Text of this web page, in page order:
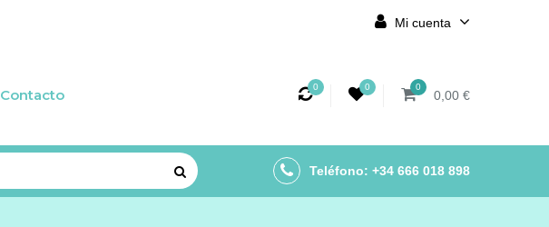
Mi cuenta
Contacto 0 0 0
0,00 €
Teléfono: +34 666 018 898